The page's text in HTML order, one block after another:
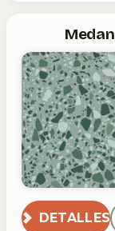
Medan
DETALLES